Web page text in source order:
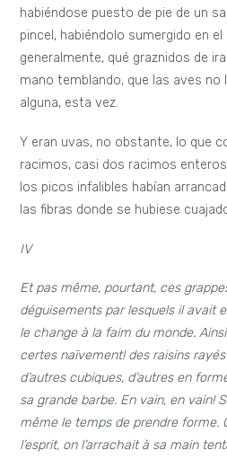
habiéndose puesto de pie de un
pincel, habiéndolo sumergido en
generalmente, qué graznidos de
mano temblando, que las aves no
alguna, esta vez.
Y eran uvas, no obstante, lo que
racimos, casi dos racimos
los picos infalibles habían
las fibras donde se hubiese
IV
Et pas même, pourtant, ces
déguisements par lesquels il avait
le change à la faim du monde.
certes naïvement! des raisins
d’autres cubiques, d’autres en
sa grande barbe. En vain, en vain!
même le temps de prendre forme.
l’esprit, on l’arrachait à sa main